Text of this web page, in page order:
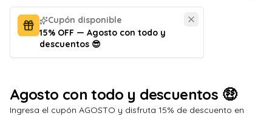
Cupón disponible
15% OFF — Agosto con todo y
descuentos 😎
Agosto con todo y descuentos 🤑
Ingresa el cupón AGOSTO y disfruta 15% de descuento en